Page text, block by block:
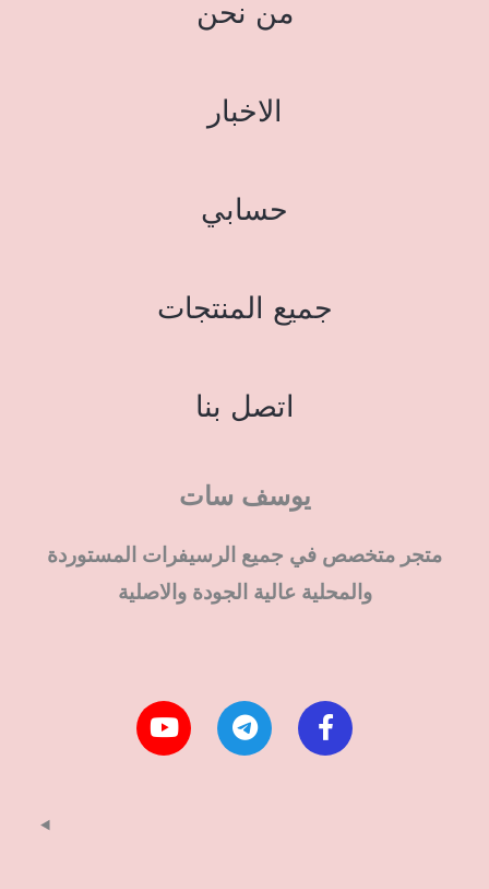
من نحن
الاخبار
حسابي
جميع المنتجات
اتصل بنا
يوسف سات
متجر متخصص في جميع الرسيفرات المستوردة
والمحلية عالية الجودة والاصلية